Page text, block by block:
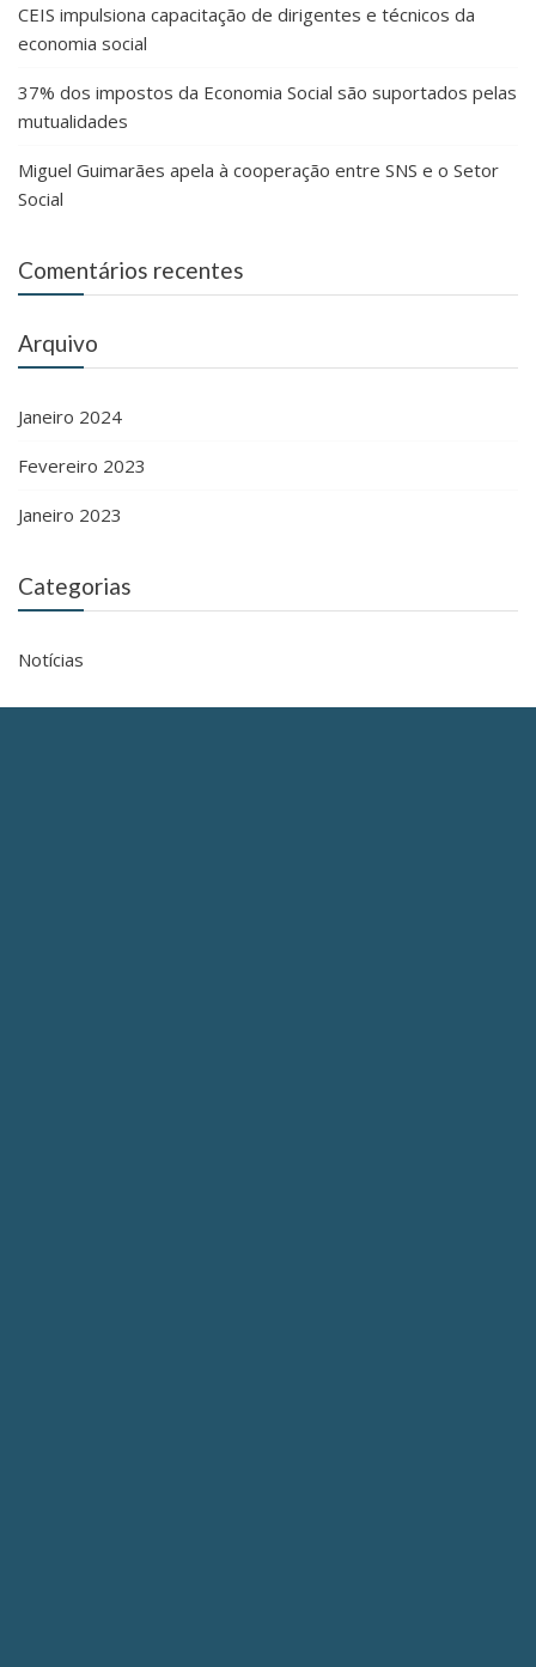
CEIS impulsiona capacitação de dirigentes e técnicos da
economia social
37% dos impostos da Economia Social são suportados pelas
mutualidades
Miguel Guimarães apela à cooperação entre SNS e o Setor
Social
Comentários recentes
Arquivo
Janeiro 2024
Fevereiro 2023
Janeiro 2023
Categorias
Notícias